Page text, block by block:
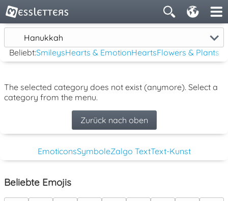
Hanukkah
Beliebt:SmileysHearts & EmotionHeartsFlowers & Plants
The selected category does not exist (anymore). Select a
category from the menu.
Zurück nach oben
EmoticonsSymboleZalgo TextText-Kunst
Beliebte Emojis